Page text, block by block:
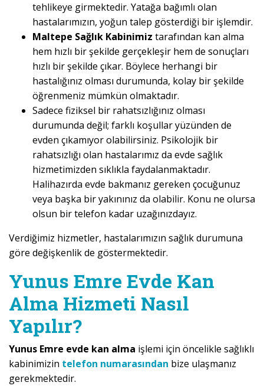
tehlikeye girmektedir. Yatağa bağımlı olan
hastalarımızın, yoğun talep gösterdiği bir işlemdir.
Maltepe Sağlık Kabinimiz tarafından kan alma
hem hızlı bir şekilde gerçekleşir hem de sonuçları
hızlı bir şekilde çıkar. Böylece herhangi bir
hastalığınız olması durumunda, kolay bir şekilde
öğrenmeniz mümkün olmaktadır.
Sadece fiziksel bir rahatsızlığınız olması
durumunda değil; farklı koşullar yüzünden de
evden çıkamıyor olabilirsiniz. Psikolojik bir
rahatsızlığı olan hastalarımız da evde sağlık
hizmetimizden sıklıkla faydalanmaktadır.
Halihazırda evde bakmanız gereken çocuğunuz
veya başka bir yakınınız da olabilir. Konu ne olursa
olsun bir telefon kadar uzağınızdayız.
Verdiğimiz hizmetler, hastalarımızın sağlık durumuna
göre değişkenlik de göstermektedir.
Yunus Emre Evde Kan
Alma Hizmeti Nasıl
Yapılır?
Yunus Emre evde kan alma işlemi için öncelikle sağlıklı
kabinimizin telefon numarasından bize ulaşmanız
gerekmektedir.